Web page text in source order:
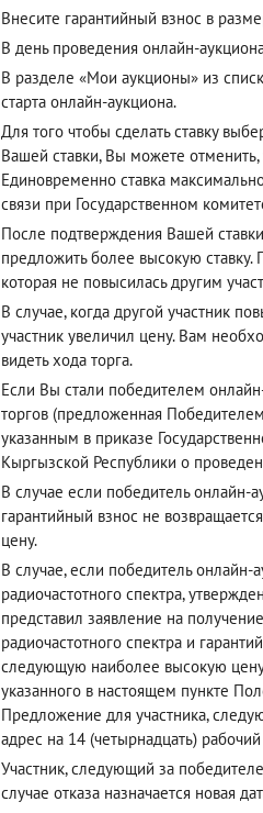
Внесите гарантийный взнос в
В день проведения онлайн-
В разделе «Мои аукционы» из
старта онлайн-аукциона.
Для того чтобы сделать ставку
Вашей ставки, Вы можете отменить,
Единовременно ставка
связи при Государственном
После подтверждения Вашей
предложить более высокую
которая не повысилась другим
В случае, когда другой участник
участник увеличил цену. Вам
видеть хода торга.
Если Вы стали победителем
торгов (предложенная
указанным в приказе
Кыргызской Республики о
В случае если победитель онлайн-
гарантийный взнос не
цену.
В случае, если победитель
радиочастотного спектра,
представил заявление на
радиочастотного спектра и
следующую наиболее высокую
указанного в настоящем пункте
Предложение для участника,
адрес на 14 (четырнадцать)
Участник, следующий за
случае отказа назначается новая